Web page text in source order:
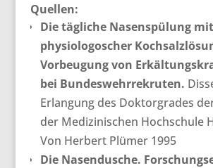
Quellen:
Die tägliche Nasenspülung mit
physiologoscher
Vorbeugung von
bei Bundeswehrrekruten.
Erlangung des Doktorgrades
der Medizinischen Hochschule
Von Herbert Plümer 1995
Die Nasendusche.